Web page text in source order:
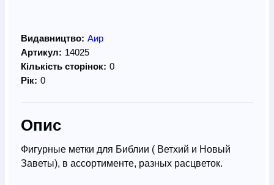
Видавництво: Аир
Артикул: 14025
Кількість сторінок: 0
Рік: 0
Опис
Фигурные метки для Библии ( Ветхий и Новый
Заветы), в ассортименте, разных расцветок.